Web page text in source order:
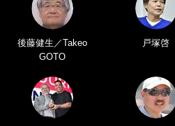
後藤健生／Takeo
GOTO
戸塚啓